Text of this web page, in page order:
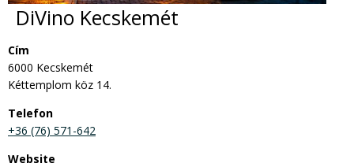
DiVino Kecskemét
Cím
6000 Kecskemét
Kéttemplom köz 14.
Telefon
+36 (76) 571-642
Website